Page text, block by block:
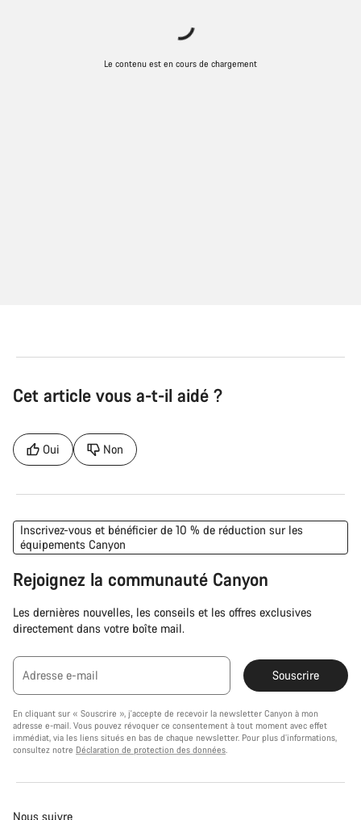
Le contenu est en cours de chargement
Cet article vous a-t-il aidé ?
Oui Non
Inscrivez-vous et bénéficier de 10 % de réduction sur les
équipements Canyon
Rejoignez la communauté Canyon
Les dernières nouvelles, les conseils et les offres exclusives
directement dans votre boîte mail.
Adresse e-mail Souscrire
En cliquant sur « Souscrire », j'accepte de recevoir la newsletter Canyon à mon
adresse e-mail. Vous pouvez révoquer ce consentement à tout moment avec effet
immédiat, via les liens situés en bas de chaque newsletter. Pour plus d’informations,
consultez notre Déclaration de protection des données.
Nous suivre